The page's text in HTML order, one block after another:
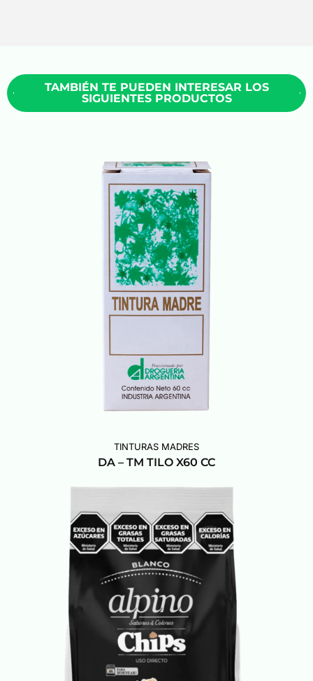
TAMBIÉN TE PUEDEN INTERESAR LOS
SIGUIENTES PRODUCTOS
TINTURAS MADRES
DA – TM TILO X60 CC